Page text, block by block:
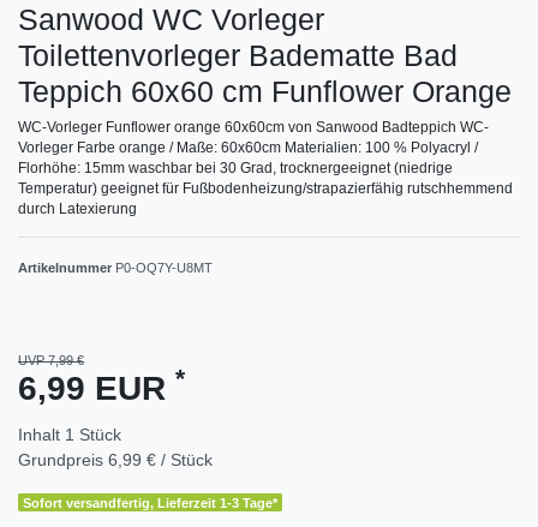
Sanwood WC Vorleger
Toilettenvorleger Badematte Bad
Teppich 60x60 cm Funflower Orange
WC-Vorleger Funflower orange 60x60cm von Sanwood Badteppich WC-
Vorleger Farbe orange / Maße: 60x60cm Materialien: 100 % Polyacryl /
Florhöhe: 15mm waschbar bei 30 Grad, trocknergeeignet (niedrige
Temperatur) geeignet für Fußbodenheizung/strapazierfähig rutschhemmend
durch Latexierung
Artikelnummer P0-OQ7Y-U8MT
UVP 7,99 €
6,99 EUR *
Inhalt 1 Stück
Grundpreis 6,99 € / Stück
Sofort versandfertig, Lieferzeit 1-3 Tage*